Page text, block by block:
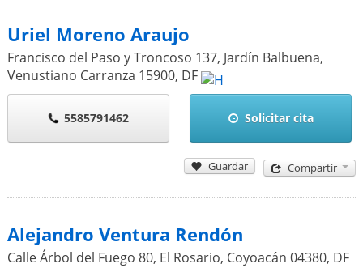
Uriel Moreno Araujo
Francisco del Paso y Troncoso 137, Jardín Balbuena,
Venustiano Carranza 15900, DF
5585791462 Solicitar cita
Guardar Compartir
Alejandro Ventura Rendón
Calle Árbol del Fuego 80, El Rosario, Coyoacán 04380, DF